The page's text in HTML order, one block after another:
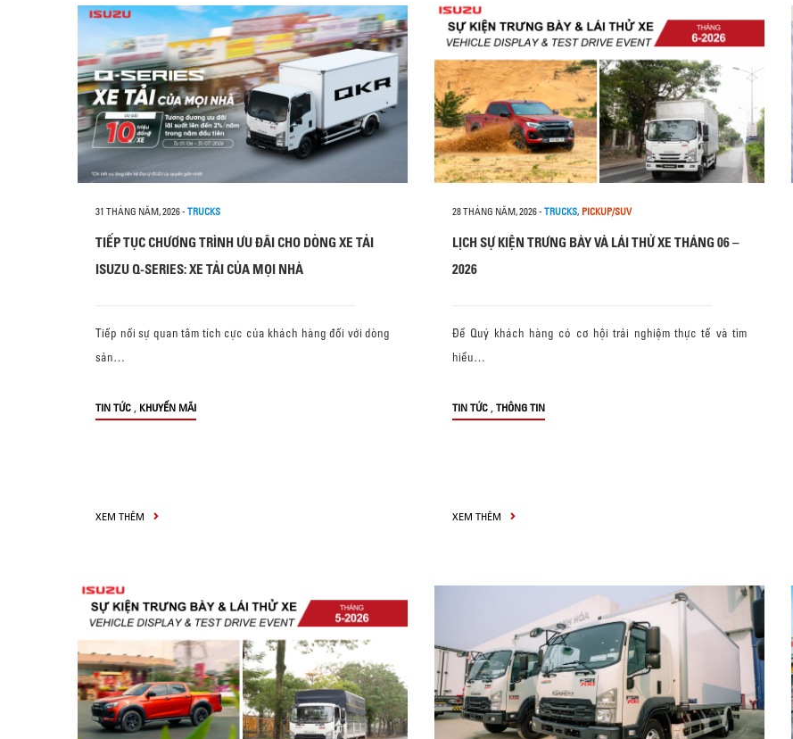
31 THÁNG NĂM, 2026- TRUCKS
TIẾP TỤC CHƯƠNG TRÌNH ƯU ĐÃI CHO DÒNG XE TẢI
ISUZU Q-SERIES: XE TẢI CỦA MỌI NHÀ
Tiếp nối sự quan tâm tích cực của khách hàng đối với dòng
sản…
TIN TỨC , KHUYẾN MÃI
XEM THÊM
28 THÁNG NĂM, 2026- TRUCKS, PICKUP/SUV
LỊCH SỰ KIỆN TRƯNG BÀY VÀ LÁI THỬ XE THÁNG 06 –
2026
Để Quý khách hàng có cơ hội trải nghiệm thực tế và tìm
hiểu…
TIN TỨC , THÔNG TIN
XEM THÊM